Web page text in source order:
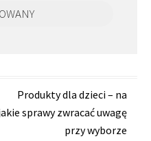
Produkty dla dzieci – na
sprawy zwracać uwagę
przy wyborze